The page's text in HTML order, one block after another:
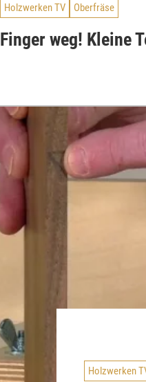
Holzwerken TV Oberfräse
Finger weg! Kleine
Holzwerken